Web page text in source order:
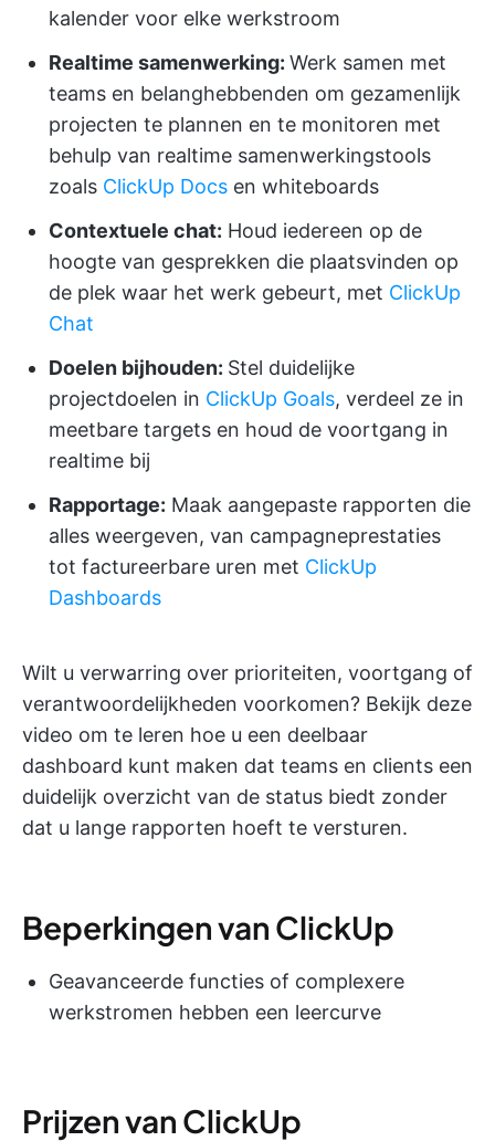
kalender voor elke werkstroom
Realtime samenwerking: Werk samen met
teams en belanghebbenden om gezamenlijk
projecten te plannen en te monitoren met
behulp van realtime samenwerkingstools
zoals ClickUp Docs en whiteboards
Contextuele chat: Houd iedereen op de
hoogte van gesprekken die plaatsvinden op
de plek waar het werk gebeurt, met ClickUp
Chat
Doelen bijhouden: Stel duidelijke
projectdoelen in ClickUp Goals, verdeel ze in
meetbare targets en houd de voortgang in
realtime bij
Rapportage: Maak aangepaste rapporten die
alles weergeven, van campagneprestaties
tot factureerbare uren met ClickUp
Dashboards
Wilt u verwarring over prioriteiten, voortgang of
verantwoordelijkheden voorkomen? Bekijk deze
video om te leren hoe u een deelbaar
dashboard kunt maken dat teams en clients een
duidelijk overzicht van de status biedt zonder
dat u lange rapporten hoeft te versturen.
Beperkingen van ClickUp
Geavanceerde functies of complexere
werkstromen hebben een leercurve
Prijzen van ClickUp